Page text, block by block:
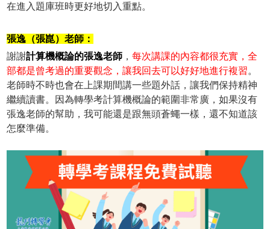
在進入題庫班時更好地切入重點。
張逸（張崑）老師：
謝謝計算機概論的張逸老師 ，每次講課的內容都很充實，全
部都是曾考過的重要觀念，讓我回去可以好好地進行複習。
老師時不時也會在上課期間講一些題外話，讓我們保持精神
繼續讀書。因為轉學考計算機概論的範圍非常廣，如果沒有
張逸老師的幫助，我可能還是跟無頭蒼蠅一樣，還不知道該
怎麼準備。